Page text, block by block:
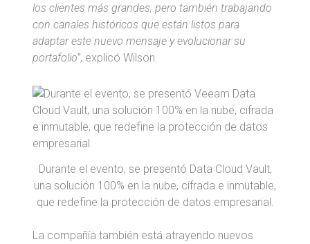
los clientes más grandes, pero también trabajando
con canales históricos que están listos para
adaptar este nuevo mensaje y evolucionar su
portafolio”, explicó Wilson.
Durante el evento, se presentó Data Cloud Vault,
una solución 100% en la nube, cifrada e inmutable,
que redefine la protección de datos empresarial.
La compañía también está atrayendo nuevos